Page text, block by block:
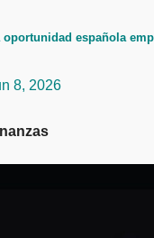
oportunidad española
8, 2026